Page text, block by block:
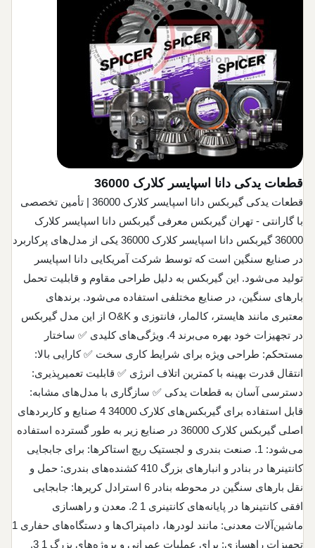
قطعات یدکی دانا اسپایسر کلارک 36000
قطعات یدکی گیربکس دانا اسپایسر کلارک 36000 | تأمین تخصصی
با گارانتی - تهران گیربکس معرفی گیربکس دانا اسپایسر کلارک
36000 گیربکس دانا اسپایسر کلارک 36000 یکی از مدل‌های پرکاربرد
در صنایع سنگین است که توسط شرکت آمریکایی دانا اسپایسر
تولید می‌شود. این گیربکس به دلیل طراحی مقاوم و قابلیت تحمل
بارهای سنگین، در صنایع مختلفی استفاده می‌شود. برندهای
معتبری مانند هایستر، کالمار، فانتوزی و O&K از این مدل گیربکس
در تجهیزات خود بهره می‌برند 4. ویژگی‌های کلیدی ✅ ساختار
مستحکم: طراحی ویژه برای شرایط کاری سخت ✅ کارایی بالا:
انتقال قدرت بهینه با کمترین اتلاف انرژی ✅ قابلیت تعمیرپذیری:
دسترسی آسان به قطعات یدکی ✅ سازگاری با مدل‌های مشابه:
قابل استفاده برای گیربکس‌های کلارک 34000 4 صنایع و کاربردهای
اصلی گیربکس کلارک 36000 در صنایع زیر به طور گسترده استفاده
می‌شود: 1. صنعت بندری و لجستیک ریچ استاکرها: برای جابجایی
کانتینرها در بنادر و انبارهای بزرگ 410 کشنده‌های بندری: حمل و
نقل بارهای سنگین در محوطه بنادر 6 استرادل کریرها: جابجایی
افقی کانتینرها در پایانه‌های کانتینری 1 2. معدن و راهسازی
ماشین‌آلات معدنی: مانند لودرها، دامپتراک‌ها و دستگاه‌های حفاری 1
تجهیزات راهسازی: برای عملیات عمرانی و پروژه‌های بزرگ 1 3.